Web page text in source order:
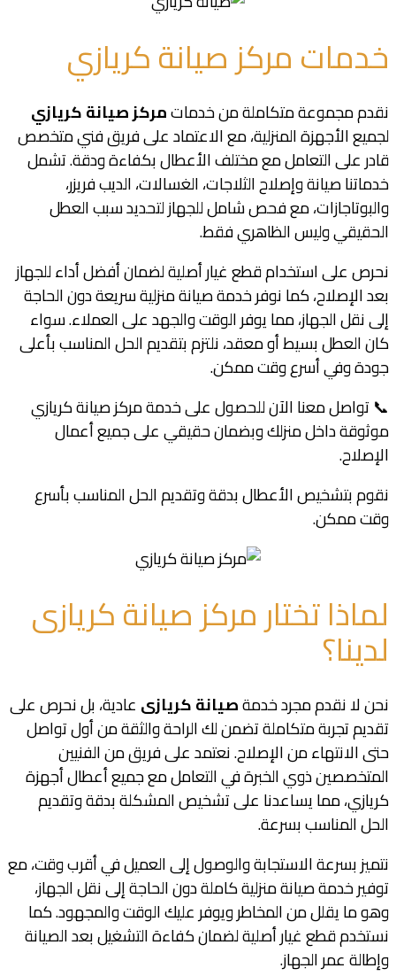
خدمات مركز صيانة كريازي
نقدم مجموعة متكاملة من خدماتمركزصيانة كريازي
لجميع الأجهزة المنزلية، مع الاعتماد على فريق فني متخصص
قادر على التعامل مع مختلف الأعطال بكفاءة ودقة. تشمل
خدماتنا صيانة وإصلاح الثلاجات، الغسالات، الديب فريزر،
والبوتاجازات، مع فحص شامل للجهاز لتحديد سبب العطل
الحقيقي وليس الظاهري فقط.
نحرص على استخدام قطع غيار أصلية لضمان أفضل أداء للجهاز
بعد الإصلاح، كما نوفر خدمة صيانة منزلية سريعة دون الحاجة
إلى نقل الجهاز، مما يوفر الوقت والجهد على العملاء. سواء
كان العطل بسيط أو معقد، نلتزم بتقديم الحل المناسب بأعلى
جودة وفي أسرع وقت ممكن.
📞 تواصل معنا الآن للحصول على خدمة مركز صيانة كريازي
موثوقة داخل منزلك وبضمان حقيقي على جميع أعمال
الإصلاح.
نقوم بتشخيص الأعطال بدقة وتقديم الحل المناسب بأسرع
وقت ممكن.
لماذا تختار مركز صيانة كريازى
لدينا؟
نحن لا نقدم مجرد خدمةصيانة كريازى عادية، بل نحرص على
تقديم تجربة متكاملة تضمن لك الراحة والثقة من أول تواصل
حتى الانتهاء من الإصلاح. نعتمد على فريق من الفنيين
المتخصصين ذوي الخبرة في التعامل مع جميع أعطال أجهزة
كريازي، مما يساعدنا على تشخيص المشكلة بدقة وتقديم
الحل المناسب بسرعة.
نتميز بسرعة الاستجابة والوصول إلى العميل في أقرب وقت، مع
توفير خدمة صيانة منزلية كاملة دون الحاجة إلى نقل الجهاز،
وهو ما يقلل من المخاطر ويوفر عليك الوقت والمجهود. كما
نستخدم قطع غيار أصلية لضمان كفاءة التشغيل بعد الصيانة
وإطالة عمر الجهاز.